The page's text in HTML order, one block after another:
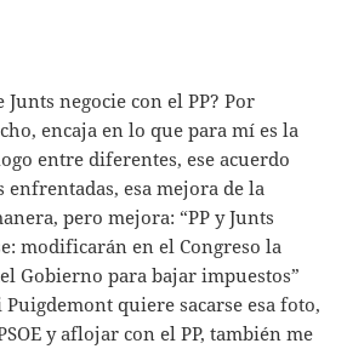
negocie con el PP? Por
encaja en lo que para mí es la
entre diferentes, ese acuerdo
enfrentadas, esa mejora de la
pero mejora: “PP y Junts
modificarán en el Congreso la
Gobierno para bajar impuestos”
quiere sacarse esa foto,
y aflojar con el PP, también me